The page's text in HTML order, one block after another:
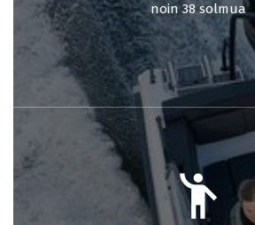
noin 38 solmua
emoji_people